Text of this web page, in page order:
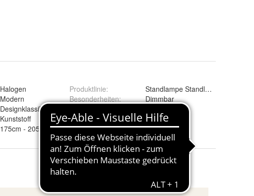
Halogen
Modern
Designklassiker - 60er & 70er
Kunststoff
175cm - 205cm
Produktlinie:
Standlampe Standleuchte LED
Besonderheiten: Dimmbar